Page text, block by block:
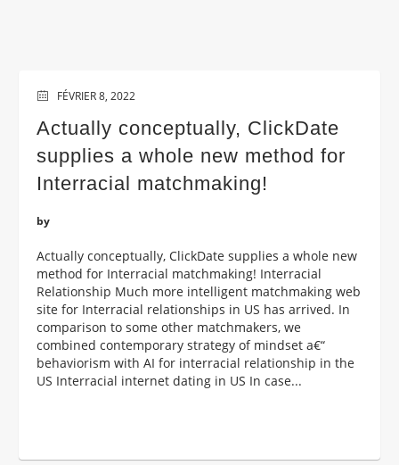
FÉVRIER 8, 2022
Actually conceptually, ClickDate
supplies a whole new method for
Interracial matchmaking!
by
Actually conceptually, ClickDate supplies a whole new
method for Interracial matchmaking! Interracial
Relationship Much more intelligent matchmaking web
site for Interracial relationships in US has arrived. In
comparison to some other matchmakers, we
combined contemporary strategy of mindset a€“
behaviorism with AI for interracial relationship in the
US Interracial internet dating in US In case...